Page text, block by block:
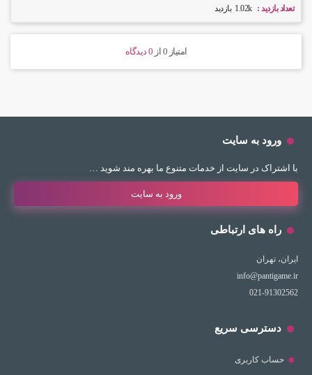
تعداد بازدید : 1.02k بازدید
امتیاز 0 از 0 دیدگاه
ورود به سایت
با اشتراک در سایت از خدمات متنوع ما بهره مند شوید …
ورود به سایت
راه های ارتباطی
ایران، تهران
info@pantigame.ir
021-91302562
دسترسی سریع
حساب کاربری